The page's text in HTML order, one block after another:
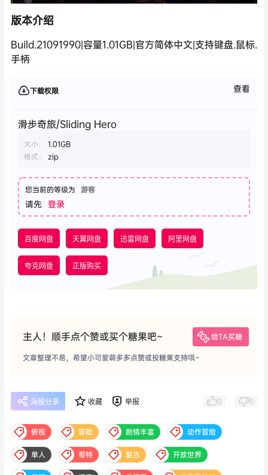
版本介绍
Build.21091990|容量1.01GB|官方简体中文|支持键盘.鼠标.
手柄
下载权限 查看
滑步奇旅/Sliding Hero
大小：
1.01GB
格式：
zip
您当前的等级为 游客
请先 登录
百度网盘 天翼网盘 迅雷网盘 阿里网盘
夸克网盘 正版购买
主人！顺手点个赞或买个糖果吧~ 给TA买糖
文章整理不易，希望小可爱萌多多点赞或投糖果支持哦~
海报分享 收藏 举报 0 0
俯视 冒险 剧情丰富 动作冒险
单人 哥特 复古 开放世界